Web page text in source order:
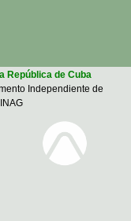
República de Cuba
Independiente de